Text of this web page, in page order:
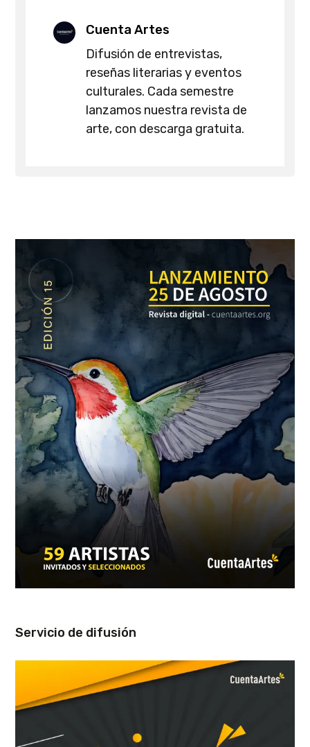
Cuenta Artes
Difusión de entrevistas,
reseñas literarias y eventos
culturales. Cada semestre
lanzamos nuestra revista de
arte, con descarga gratuita.
Servicio de difusión